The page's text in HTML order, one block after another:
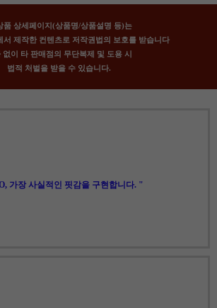
상세페이지(상품명/상품설명 등)는
제작한 컨텐츠로 저작권법의 보호를 받습니다
없이 타 판매점의 무단복제 및 도용 시
법적 처벌을 받을 수 있습니다.
가장 사실적인 핏감을 구현합니다. "